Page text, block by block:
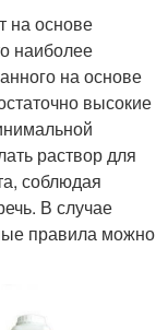
на основе
наиболее
на основе
высокие
раствор для
соблюдая
В случае
правила можно